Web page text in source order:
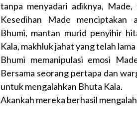
tanpa menyadari adiknya,
Kesedihan Made menciptakan
Bhumi, mantan murid penyihir
Kala, makhluk jahat yang telah
Bhumi memanipulasi emosi
Bersama seorang pertapa dan
untuk mengalahkan Bhuta Kala.
Akankah mereka berhasil